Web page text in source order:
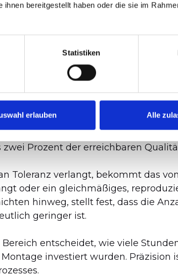
bereitgestellt haben oder die sie im
Statistiken
erlauben Alle
ab der der Unterschied zwischen
Prozent der erreichbaren
Toleranz verlangt, bekommt das
oder ein gleichmäßiges,
hinweg, stellt fest, dass die
geringer ist.
entscheidet, wie viele
investiert wurden. Präzision